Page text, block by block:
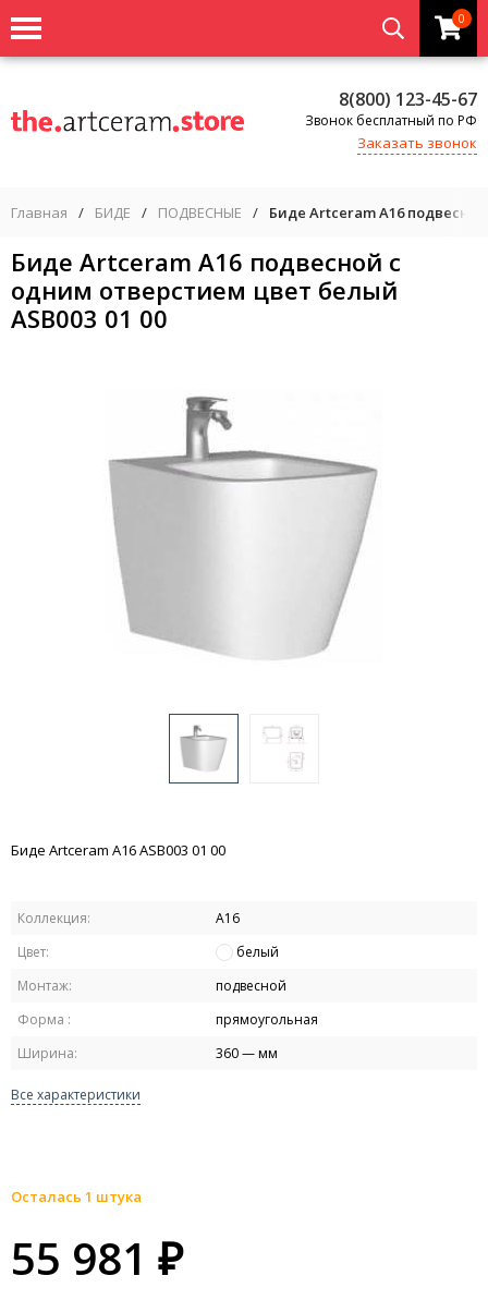
0
8(800) 123-45-67
Звонок бесплатный по РФ
Заказать звонок
Главная / БИДЕ / ПОДВЕСНЫЕ / Биде Artceram A16
Биде Artceram A16 подвесной с
одним отверстием цвет белый
ASB003 01 00
Биде Artceram А16 ASB003 01 00
Коллекция:
А16
Цвет:
белый
Монтаж:
подвесной
Форма :
прямоугольная
Ширина:
360 — мм
Все характеристики
Осталась 1 штука
55 981 ₽